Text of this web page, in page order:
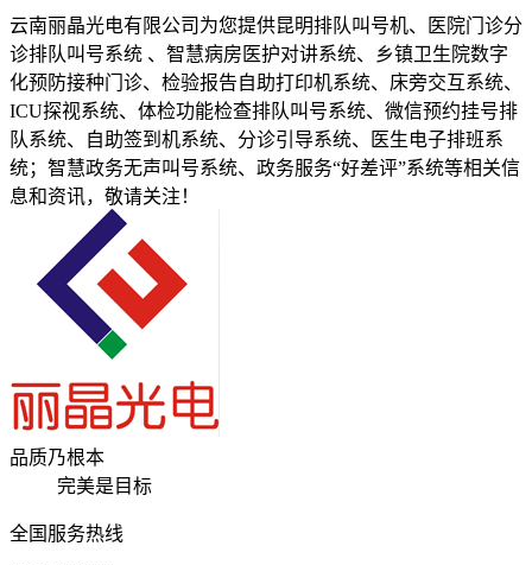
云南丽晶光电有限公司为您提供昆明排队叫号机、医院门诊分
诊排队叫号系统 、智慧病房医护对讲系统、乡镇卫生院数字
化预防接种门诊、检验报告自助打印机系统、床旁交互系统、
ICU探视系统、体检功能检查排队叫号系统、微信预约挂号排
队系统、自助签到机系统、分诊引导系统、医生电子排班系
统；智慧政务无声叫号系统、政务服务“好差评”系统等相关信
息和资讯，敬请关注！
品质乃根本
完美是目标
全国服务热线